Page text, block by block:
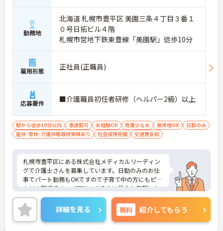
勤務地
北海道 札幌市豊平区 美園三条４丁目３番１
０号日拓ビル４階
札幌市営地下鉄東豊線「美園駅」徒歩10分
雇用形態 正社員(正職員)
応募要件 ■介護職員初任者研修（ヘルパー2級）以上
駅から徒歩10分以内 車通勤可 未経験OK 残業少なめ 無資格OK
日勤のみ
産休･育休･介護休暇取得実績あり
社会保険完備 交通費支給
札幌市豊平区にある株式会社メディカルリーディン
グで介護士さんを募集しています。日勤のみのお仕
事でパート勤務もOKですので子育て中の方にもピッ
タリの職場です。ご興味のある方は是非お気軽にお
問い合わせください。
詳細を見る 無料 紹介してもらう